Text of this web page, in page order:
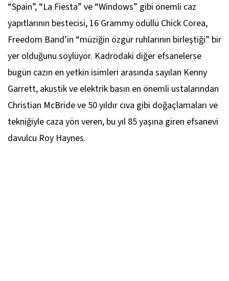
“Spain”, “La Fiesta” ve “Windows” gibi önemli caz
yapıtlarının bestecisi, 16 Grammy ödüllü Chick Corea,
Freedom Band’in “müziğin özgür ruhlarının birleştiği” bir
yer olduğunu söylüyor. Kadrodaki diğer efsanelerse
bugün cazın en yetkin isimleri arasında sayılan Kenny
Garrett, akustik ve elektrik basın en önemli ustalarından
Christian McBride ve 50 yıldır cıva gibi doğaçlamaları ve
tekniğiyle caza yön veren, bu yıl 85 yaşına giren efsanevi
davulcu Roy Haynes.